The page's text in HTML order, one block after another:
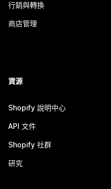
行銷與轉換
商店管理
資源
Shopify 說明中心
API 文件
Shopify 社群
研究